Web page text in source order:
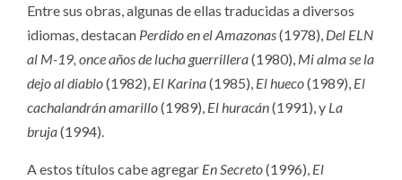
Entre sus obras, algunas de ellas traducidas a diversos
idiomas, destacan Perdido en el Amazonas(1978), Del ELN
al M-19, once años de lucha guerrillera(1980), Mi alma se la
dejo al diablo(1982), El Karina(1985), El hueco(1989), El
cachalandrán amarillo(1989), El huracán(1991), y La
bruja(1994).
A estos títulos cabe agregar En Secreto(1996), El